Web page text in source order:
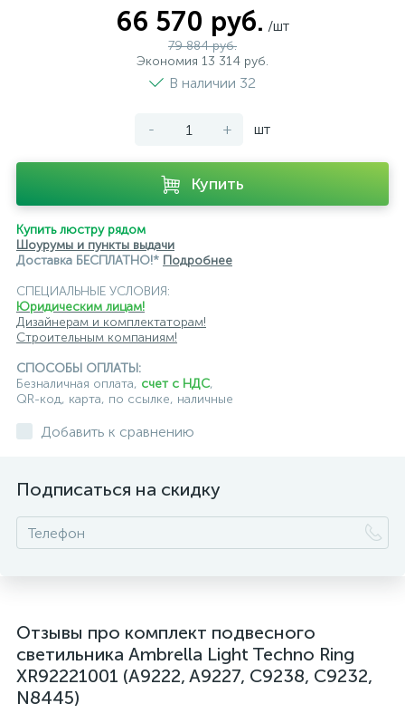
подвесные светильники Lightstar
подвесные светильники Loft it
подвесные светильники Maytoni
подвесные светильники Newport
подвесные светильники Odeon Light
подвесные светильники ST Luce
подвесные светильники для лестниц
подвесные светильники над столом
подвесные светлильники LED
подвесные черные светодиодные светильники
светильники дизайнерские из Италии
светильники подвесные белые
светодиодные светильники для ванной комнаты
черные подвесные светильники
66 570 руб. /шт
79 884 руб.
Экономия 13 314 руб.
В наличии 32
- + шт
Купить
Купить люстру рядом
Шоурумы и пункты выдачи
Доставка БЕСПЛАТНО!* Подробнее
СПЕЦИАЛЬНЫЕ УСЛОВИЯ:
Юридическим лицам!
Дизайнерам и комплектаторам!
Строительным компаниям!
СПОСОБЫ ОПЛАТЫ:
Безналичная оплата, счет с НДС,
QR-код, карта, по ссылке, наличные
Добавить к сравнению
Подписаться на скидку
Отзывы про комплект подвесного
светильника Ambrella Light Techno Ring
XR92221001 (A9222, A9227, C9238, C9232,
N8445)